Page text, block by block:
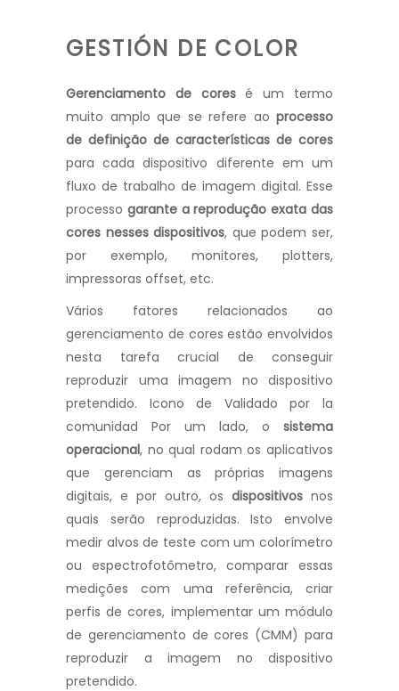
GESTIÓN DE COLOR
Gerenciamento de coresé um termo
muito amplo que se refere ao processo
de definição de características de cores
para cada dispositivo diferente em um
fluxo de trabalho de imagem digital. Esse
processo garante a reprodução exata das
cores nesses dispositivos, que podem ser,
por exemplo, monitores, plotters,
impressoras offset, etc.
Vários fatores relacionados ao
gerenciamento de cores estão envolvidos
nesta tarefa crucial de conseguir
reproduzir uma imagem no dispositivo
pretendido. Icono de Validado por la
comunidad Por um lado, o sistema
operacional, no qual rodam os aplicativos
que gerenciam as próprias imagens
digitais, e por outro, os dispositivos nos
quais serão reproduzidas. Isto envolve
medir alvos de teste com um colorímetro
ou espectrofotômetro, comparar essas
medições com uma referência, criar
perfis de cores, implementar um módulo
de gerenciamento de cores (CMM) para
reproduzir a imagem no dispositivo
pretendido.